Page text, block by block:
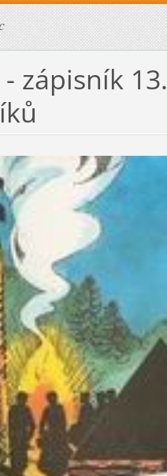
- zápisník 13.